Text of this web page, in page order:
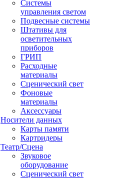
Системы
управления светом
Подвесные системы
Штативы для
осветительных
приборов
ГРИП
Расходные
материалы
Сценический свет
Фоновые
материалы
Аксессуары
Носители данных
Карты памяти
Картридеры
Театр/Сцена
Звуковое
оборудование
Сценический свет